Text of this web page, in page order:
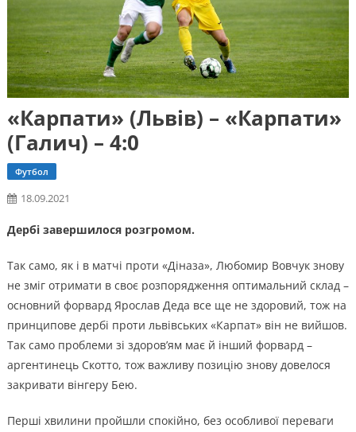
«Карпати» (Львів) – «Карпати»
(Галич) – 4:0
Футбол
18.09.2021
Дербі завершилося розгромом.
Так само, як і в матчі проти «Діназа», Любомир Вовчук знову
не зміг отримати в своє розпорядження оптимальний склад –
основний форвард Ярослав Деда все ще не здоровий, тож на
принципове дербі проти львівських «Карпат» він не вийшов.
Так само проблеми зі здоров’ям має й інший форвард –
аргентинець Скотто, тож важливу позицію знову довелося
закривати вінгеру Бею.
Перші хвилини пройшли спокійно, без особливої переваги